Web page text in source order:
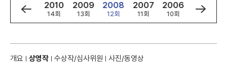
2011
15회
2010
14회
2009
13회
2008
12회
2007
11회
2006
10회
2005
9회
개요 상영작 수상작/심사위원 사진/동영상